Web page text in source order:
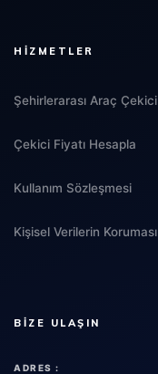
HIZMETLER
Şehirlerarası Araç Çekici
Çekici Fiyatı Hesapla
Kullanım Sözleşmesi
Kişisel Verilerin Koruması
BIZE ULAŞIN
ADRES :